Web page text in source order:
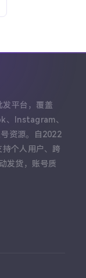
平台，覆盖
Instagram、
资源。自2022
个人用户、跨
发货，账号质